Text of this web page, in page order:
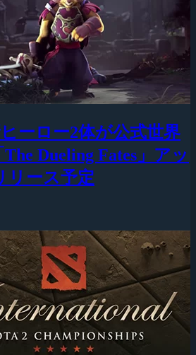
ヒーロー2体が公式世界
Dueling Fates」アッ
リース予定